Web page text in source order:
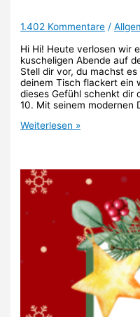
1.402 Kommentare /
Hi Hi! Heute verlosen wir
kuscheligen Abende auf
Stell dir vor, du machst
deinem Tisch flackert ein
dieses Gefühl schenkt dir
10. Mit seinem modernen
21.
10
Weiterlesen »